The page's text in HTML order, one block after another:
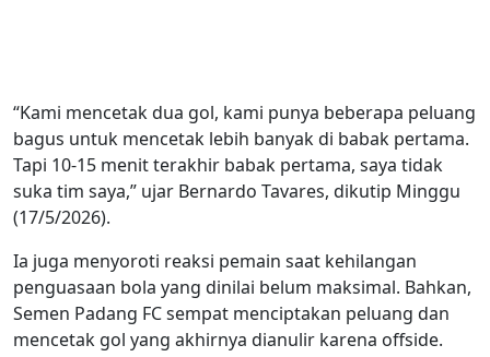
“Kami mencetak dua gol, kami punya beberapa peluang
bagus untuk mencetak lebih banyak di babak pertama.
Tapi 10-15 menit terakhir babak pertama, saya tidak
suka tim saya,” ujar Bernardo Tavares, dikutip Minggu
(17/5/2026).
Ia juga menyoroti reaksi pemain saat kehilangan
penguasaan bola yang dinilai belum maksimal. Bahkan,
Semen Padang FC sempat menciptakan peluang dan
mencetak gol yang akhirnya dianulir karena offside.